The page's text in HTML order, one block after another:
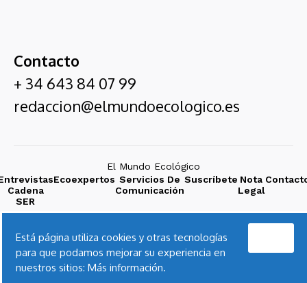
Contacto
+ 34 643 84 07 99
redaccion@elmundoecologico.es
El Mundo Ecológico
Cadena
SER
Ecoexpertos Servicios De
Comunicación
Suscríbete Nota
Legal
Está página utiliza cookies y otras tecnologías
para que podamos mejorar su experiencia en
nuestros sitios: Más información.